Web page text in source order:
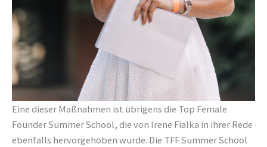
Eine dieser Maßnahmen ist übrigens die Top Female
Founder Summer School, die von Irene Fialka in ihrer Rede
ebenfalls hervorgehoben wurde. Die TFF Summer School